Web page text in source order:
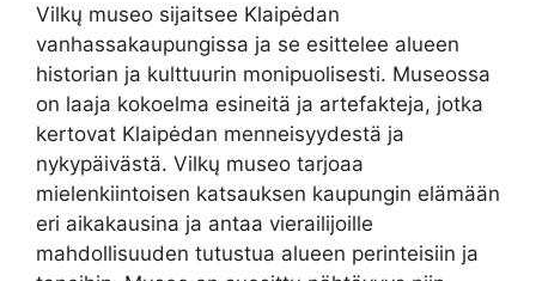
Vilkų museo sijaitsee Klaipėdan
vanhassakaupungissa ja se esittelee alueen
historian ja kulttuurin monipuolisesti. Museossa
on laaja kokoelma esineitä ja artefakteja, jotka
kertovat Klaipėdan menneisyydestä ja
nykypäivästä. Vilkų museo tarjoaa
mielenkiintoisen katsauksen kaupungin elämään
eri aikakausina ja antaa vierailijoille
mahdollisuuden tutustua alueen perinteisiin ja